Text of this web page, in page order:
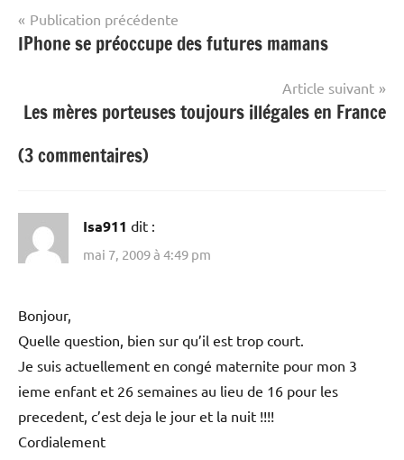
Navigation
de
Publication précédente
IPhone se préoccupe des futures mamans
Article suivant
Les mères porteuses toujours illégales en France
(3 commentaires)
Isa911 dit :
mai 7, 2009 à 4:49 pm
Bonjour,
Quelle question, bien sur qu’il est trop court.
Je suis actuellement en congé maternite pour mon 3
ieme enfant et 26 semaines au lieu de 16 pour les
precedent, c’est deja le jour et la nuit !!!!
Cordialement